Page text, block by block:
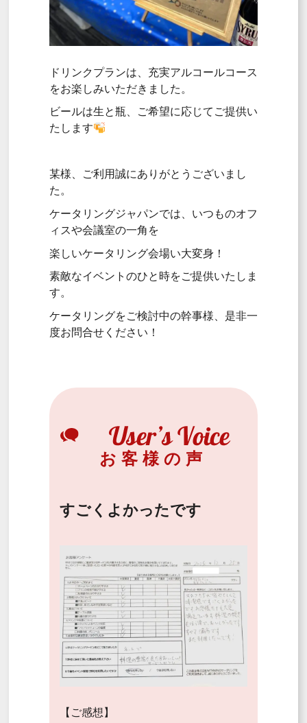
ドリンクプランは、充実アルコールコース
をお楽しみいただきました。
ビールは生と瓶、ご希望に応じてご提供い
たします
某様、ご利用誠にありがとうございまし
た。
ケータリングジャパンでは、いつものオフ
ィスや会議室の一角を
楽しいケータリング会場い大変身！
素敵なイベントのひと時をご提供いたしま
す。
ケータリングをご検討中の幹事様、是非一
度お問合せください！
お客様の声
すごくよかったです
【ご感想】